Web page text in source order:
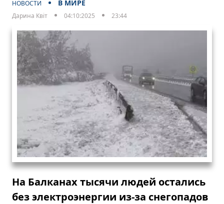
НОВОСТИ В МИРЕ
Дарина Квіт 04:10:2025 23:44
На Балканах тысячи людей остались
без электроэнергии из-за снегопадов